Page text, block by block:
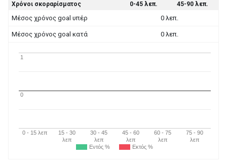
Χρόνοι σκοραρίσματος 0-45 λεπ. 45-90 λεπ.
Μέσος χρόνος goal υπέρ 0 λεπ.
Μέσος χρόνος goal κατά 0 λεπ.
Εντός % Εκτός %
0 - 15 λεπ
15 - 30
λεπ
30 - 45
λεπ
45 - 60
λεπ
60 - 75
λεπ
75 - 90
λεπ
0
1